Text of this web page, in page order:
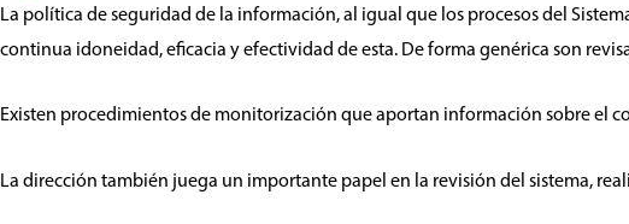
La política de seguridad de la información, al igual que los procesos del
continua idoneidad, eficacia y efectividad de esta. De forma genérica son
Existen procedimientos de monitorización que aportan información sobre el
La dirección también juega un importante papel en la revisión del sistema,